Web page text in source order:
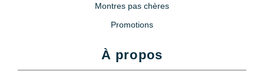
Montres pas chères
Promotions
À propos